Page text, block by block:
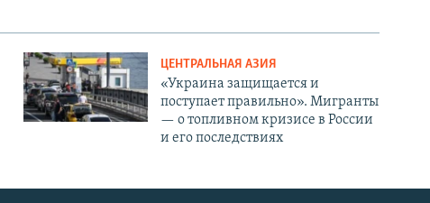
ЦЕНТРАЛЬНАЯ АЗИЯ
«Украина защищается и
поступает правильно». Мигранты
— о топливном кризисе в России
и его последствиях